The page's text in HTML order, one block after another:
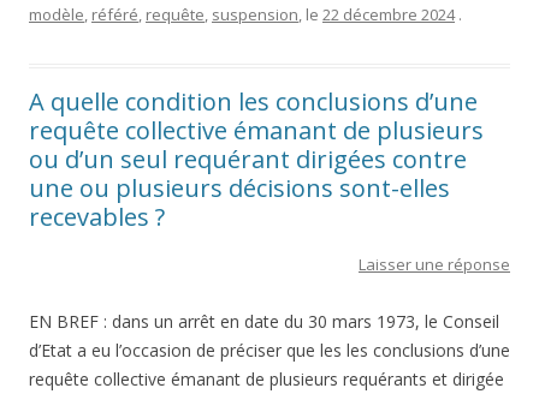
modèle, référé, requête, suspension, le 22 décembre 2024 .
A quelle condition les conclusions d’une
requête collective émanant de plusieurs
ou d’un seul requérant dirigées contre
une ou plusieurs décisions sont-elles
recevables ?
Laisser une réponse
EN BREF : dans un arrêt en date du 30 mars 1973, le Conseil
d’Etat a eu l’occasion de préciser que les les conclusions d’une
requête collective émanant de plusieurs requérants et dirigée